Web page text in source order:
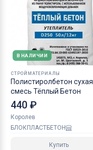
В НАЛИЧИИ
СТРОЙМАТЕРИАЛЫ
Полистиролбетон сухая
смесь Тёплый Бетон
440 ₽
Королев
БЛОКПЛАСТБЕТОН
Купить